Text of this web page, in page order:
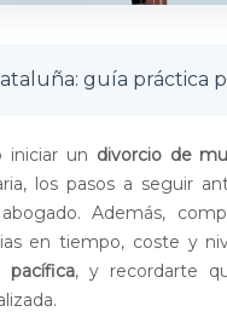
iniciar un divorcio de
los pasos a seguir
Además,
en tiempo, coste y
, y recordarte